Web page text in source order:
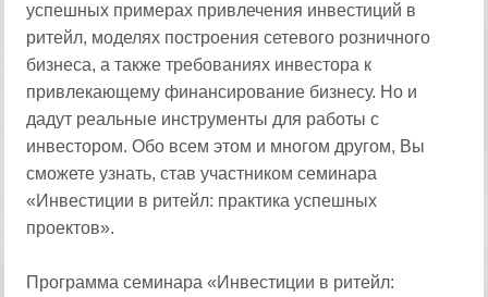
успешных примерах привлечения инвестиций в
ритейл, моделях построения сетевого розничного
бизнеса, а также требованиях инвестора к
привлекающему финансирование бизнесу. Но и
дадут реальные инструменты для работы с
инвестором. Обо всем этом и многом другом, Вы
сможете узнать, став участником семинара
«Инвестиции в ритейл: практика успешных
проектов».
Программа семинара «Инвестиции в ритейл: